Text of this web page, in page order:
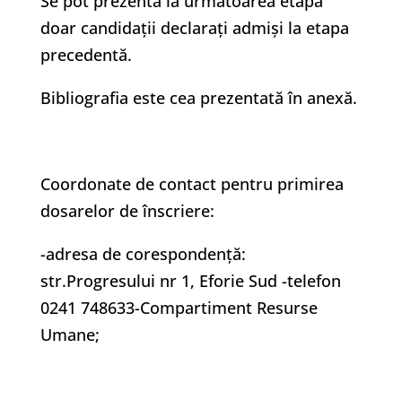
doar candidaţii declaraţi admişi la etapa
precedentă.
Bibliografia este cea prezentată în anexă.
Coordonate de contact pentru primirea
dosarelor de înscriere:
-adresa de corespondență:
str.Progresului nr 1, Eforie Sud -telefon
0241 748633-Compartiment Resurse
Umane;